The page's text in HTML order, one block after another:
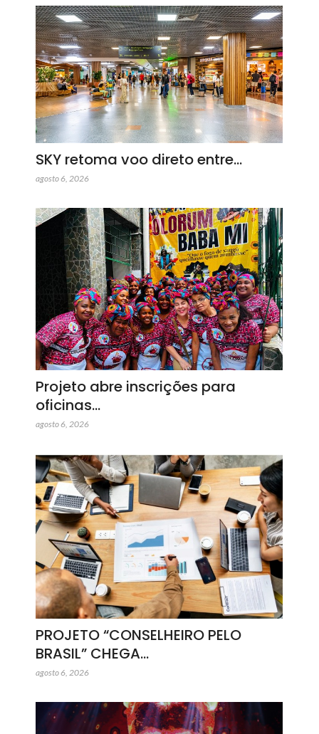
SKY retoma voo direto entre…
agosto 6, 2026
Projeto abre inscrições para
oficinas…
agosto 6, 2026
PROJETO “CONSELHEIRO PELO
BRASIL” CHEGA…
agosto 6, 2026